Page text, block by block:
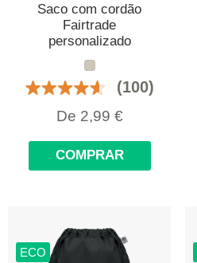
Saco com cordão
Fairtrade
personalizado
(100)
De 2,99 €
COMPRAR
ECO